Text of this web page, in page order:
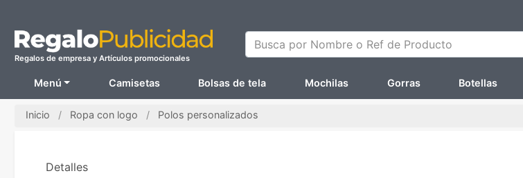
Regalos de empresa y Artículos promocionales
Busca por Nombre o Ref de Producto
Menú Camisetas Bolsas de tela Mochilas Gorras Botellas
Inicio Ropa con logo Polos personalizados
Detalles